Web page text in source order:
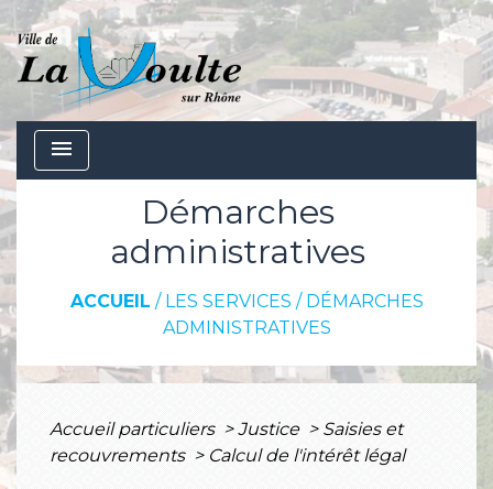
menu
Démarches
administratives
ACCUEIL / LES SERVICES / DÉMARCHES
ADMINISTRATIVES
Accueil particuliers > Justice > Saisies et
recouvrements > Calcul de l'intérêt légal